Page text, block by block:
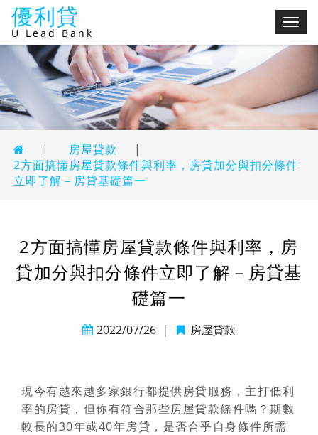
切
優利貸
U Lead Bank
| 房屋貸款
|
2方面搞懂房屋貸款條件與利率，房貸加分與扣分條件
立即了解－房貸基礎篇一
2方面搞懂房屋貸款條件與利率，房
貸加分與扣分條件立即了解－房貸基
礎篇一
2022/07/26 | 房屋貸款
現今有越來越多家銀行都提供房貸服務 ，主打低利
率的房貸，但你有符合那些房屋貸款條件嗎？期數
較長的30年或40年房貸，是否合乎自身條件所需